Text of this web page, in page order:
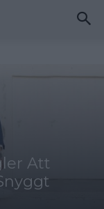
Att